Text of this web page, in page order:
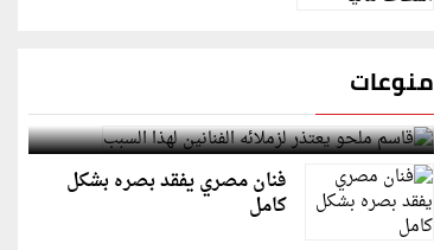
منوعات
قاسم ملحو يعتذر لزملائه الفنانين لهذا السبب
فنان مصري يفقد بصره بشكل
كامل